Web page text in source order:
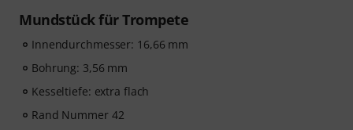
Mundstück für Trompete
Innendurchmesser: 16,66 mm
Bohrung: 3,56 mm
Kesseltiefe: extra flach
Rand Nummer 42